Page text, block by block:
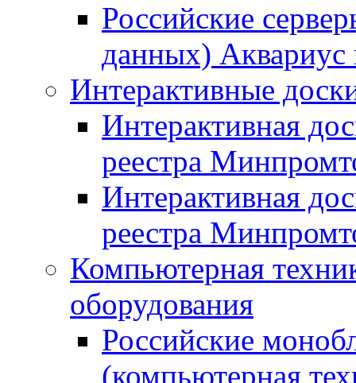
Российские
данных) Аквариус
Интерактивные
Интерактивная
реестра
Интерактивная
реестра
Компьютерная
оборудования
Российские
(компьютерная